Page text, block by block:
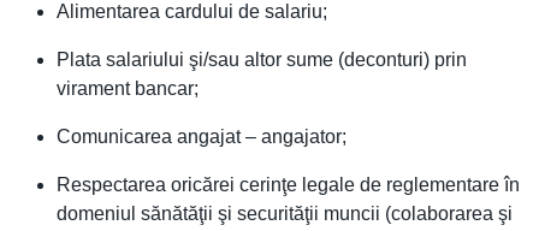
Alimentarea cardului de salariu;
Plata salariului şi/sau altor sume (deconturi) prin
virament bancar;
Comunicarea angajat – angajator;
Respectarea oricărei cerinţe legale de reglementare în
domeniul sănătăţii şi securităţii muncii (colaborarea şi